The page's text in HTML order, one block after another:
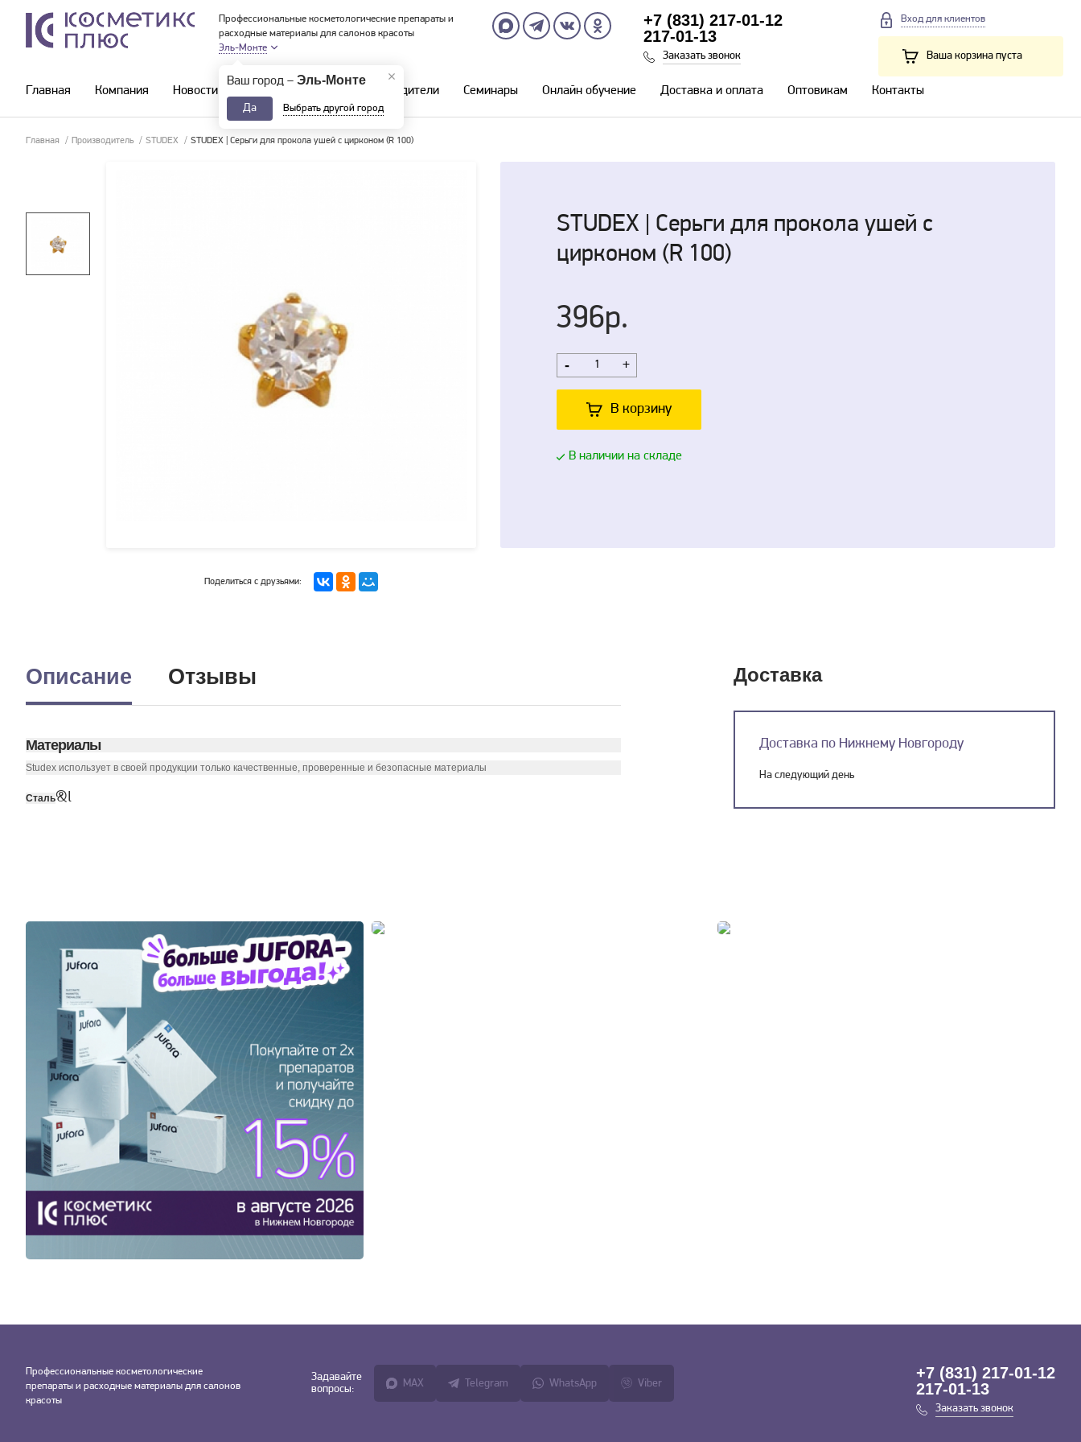
Профессиональные косметологические препараты и
расходные материалы для салонов красоты
Эль-Монте
Ваш город – Эль-Монте
Да Выбрать другой город
+7 (831) 217-01-12
217-01-13
Заказать звонок
Вход для клиентов
Ваша корзина пуста
Главная Компания Новости и акции Производители Семинары Онлайн обучение Доставка и оплата Оптовикам Контакты
Главная / Производитель / STUDEX / STUDEX | Серьги для прокола ушей с цирконом (R 100)
Поделиться с друзьями:
STUDEX | Серьги для прокола ушей с
цирконом (R 100)
396р.
- +
В корзину
В наличии на складе
Описание Отзывы
Материалы
Studex использует в своей продукции только качественные, проверенные и безопасные материалы
Сталь&l
Доставка
Доставка по Нижнему Новгороду
На следующий день
Профессиональные косметологические
препараты и расходные материалы для салонов
красоты
Задавайте
вопросы:
MAX Telegram WhatsApp Viber
+7 (831) 217-01-12
217-01-13
Заказать звонок